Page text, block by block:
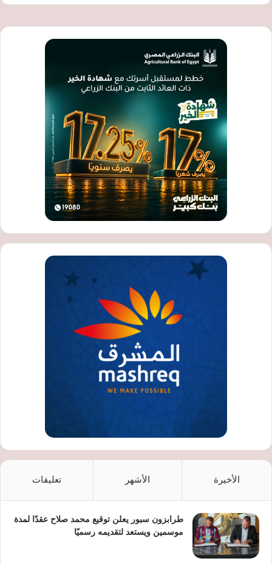
الأخيرة الأشهر تعليقات
طرابزون سبور يعلن توقيع محمد صلاح عقدًا لمدة
موسمين ويستعد لتقديمه رسميًا